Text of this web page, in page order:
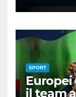
SPORT
il team